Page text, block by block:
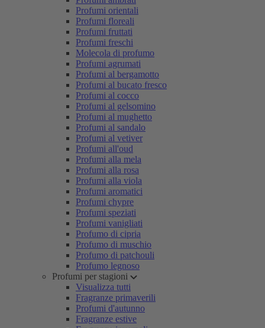
Profumi orientali
Profumi floreali
Profumi fruttati
Profumi freschi
Molecola di profumo
Profumi agrumati
Profumi al bergamotto
Profumi al bucato fresco
Profumi al cocco
Profumi al gelsomino
Profumi al mughetto
Profumi al sandalo
Profumi al vetiver
Profumi all'oud
Profumi alla mela
Profumi alla rosa
Profumi alla viola
Profumi aromatici
Profumi chypre
Profumi speziati
Profumi vanigliati
Profumo di cipria
Profumo di muschio
Profumo di patchouli
Profumo legnoso
Profumi per stagioni
Visualizza tutti
Fragranze primaverili
Profumi d'autunno
Fragranze estive